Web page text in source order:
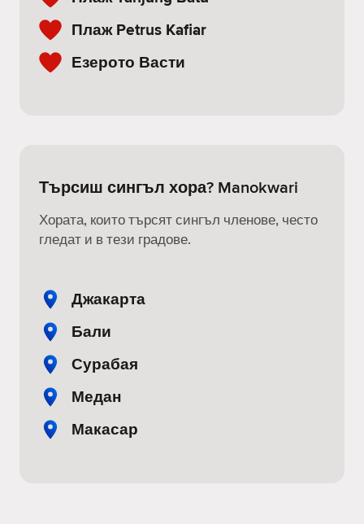
Плаж Petrus Kafiar
Езерото Васти
Търсиш сингъл хора? Manokwari
Хората, които търсят сингъл членове, често
гледат и в тези градове.
Джакарта
Бали
Сурабая
Медан
Макасар